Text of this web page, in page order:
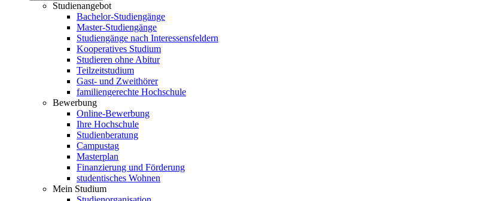
Studienangebot
Bachelor-Studiengänge
Master-Studiengänge
Studiengänge nach Interessensfeldern
Kooperatives Studium
Studieren ohne Abitur
Teilzeitstudium
Gast- und Zweithörer
familiengerechte Hochschule
Bewerbung
Online-Bewerbung
Ihre Hochschule
Studienberatung
Campustag
Masterplan
Finanzierung und Förderung
studentisches Wohnen
Mein Studium